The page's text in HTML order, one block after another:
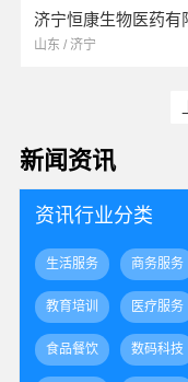
山东 / 济宁
新闻资讯
资讯行业分类
生活服务 商务服务
教育培训 医疗服务
食品餐饮 数码科技